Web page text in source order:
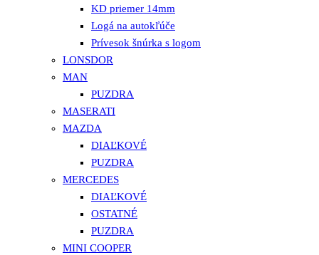
KD priemer 14mm
Logá na autokľúče
Prívesok šnúrka s logom
LONSDOR
MAN
PUZDRA
MASERATI
MAZDA
DIAĽKOVÉ
PUZDRA
MERCEDES
DIAĽKOVÉ
OSTATNÉ
PUZDRA
MINI COOPER